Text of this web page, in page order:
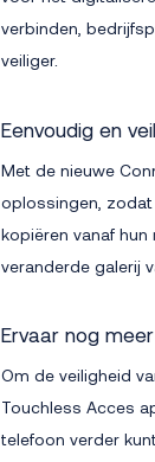
verbinden,
veiliger.
Eenvoudig en
Met de nieuwe
oplossingen, zodat
kopiëren vanaf
veranderde galerij
Ervaar nog
Om de veiligheid
Touchless Acces
telefoon verder